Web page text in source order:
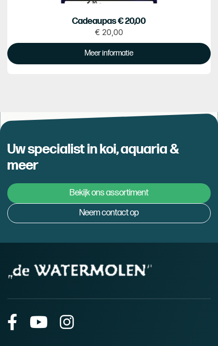
Cadeaupas € 20,00
€ 20,00
Prijs
€
Meer informatie
Uw specialist in koi, aquaria &
meer
Bekijk ons assortiment
Neem contact op